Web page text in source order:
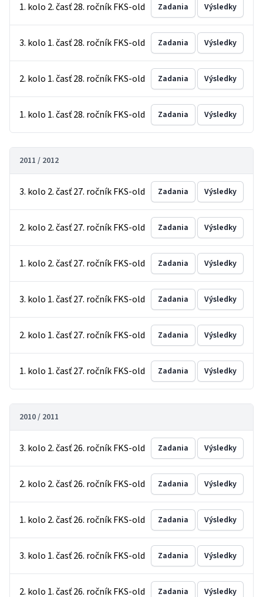
1. kolo 2. časť 28. ročník FKS-old Zadania Výsledky
3. kolo 1. časť 28. ročník FKS-old Zadania Výsledky
2. kolo 1. časť 28. ročník FKS-old Zadania Výsledky
1. kolo 1. časť 28. ročník FKS-old Zadania Výsledky
2011 / 2012
3. kolo 2. časť 27. ročník FKS-old Zadania Výsledky
2. kolo 2. časť 27. ročník FKS-old Zadania Výsledky
1. kolo 2. časť 27. ročník FKS-old Zadania Výsledky
3. kolo 1. časť 27. ročník FKS-old Zadania Výsledky
2. kolo 1. časť 27. ročník FKS-old Zadania Výsledky
1. kolo 1. časť 27. ročník FKS-old Zadania Výsledky
2010 / 2011
3. kolo 2. časť 26. ročník FKS-old Zadania Výsledky
2. kolo 2. časť 26. ročník FKS-old Zadania Výsledky
1. kolo 2. časť 26. ročník FKS-old Zadania Výsledky
3. kolo 1. časť 26. ročník FKS-old Zadania Výsledky
2. kolo 1. časť 26. ročník FKS-old Zadania Výsledky